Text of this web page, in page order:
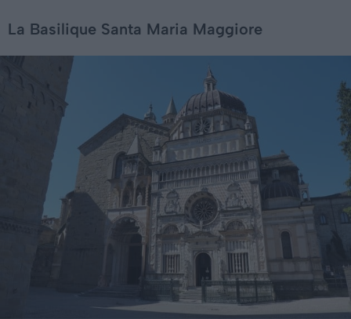
La Basilique Santa Maria Maggiore